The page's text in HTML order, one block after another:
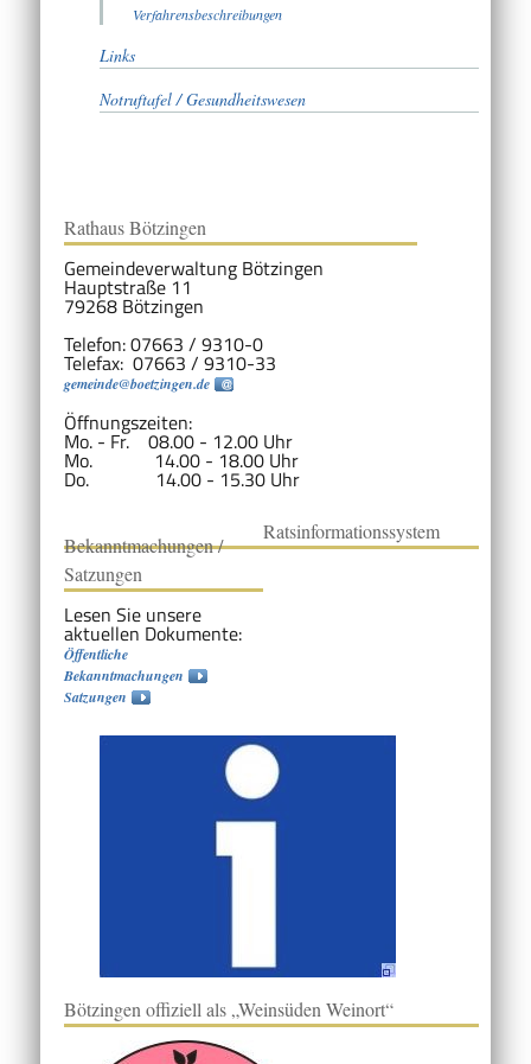
Verfahrensbeschreibungen
Links
Notruftafel / Gesundheitswesen
Rathaus Bötzingen
Gemeindeverwaltung Bötzingen
Hauptstraße 11
79268 Bötzingen
Telefon: 07663 / 9310-0
Telefax: 07663 / 9310-33
gemeinde@boetzingen.de
Öffnungszeiten:
Mo. - Fr. 08.00 - 12.00 Uhr
Mo. 14.00 - 18.00 Uhr
Do. 14.00 - 15.30 Uhr
Bekanntmachungen /
Satzungen
Lesen Sie unsere
aktuellen Dokumente:
Öffentliche
Bekanntmachungen
Satzungen
Ratsinformationssystem
Bötzingen offiziell als „Weinsüden Weinort“